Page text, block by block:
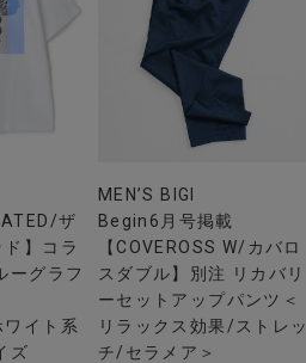
ザ
】コラ
ーグラフ
イト系
ズ
MEN’S BIGI
Begin6月号掲載
【COVEROSS W/カバロ
スダブル】別注 リカバリ
ーセットアップパンツ＜
リラックス効果/ストレッ
チ/セラメア＞